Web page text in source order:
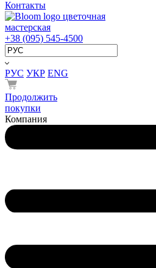
Контакты
цветочная
мастерская
+38 (095) 545-4500
РУС УКР ENG
Продолжить
покупки
Компания